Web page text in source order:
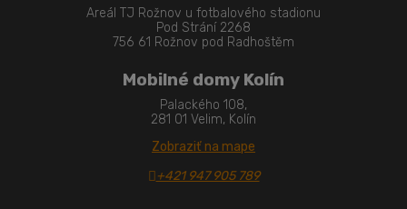
Areál TJ Rožnov u fotbalového stadionu
Pod Strání 2268
756 61 Rožnov pod Radhoštěm
Mobilné domy Kolín
Palackého 108,
281 01 Velim, Kolín
Zobraziť na mape
+421 947 905 789